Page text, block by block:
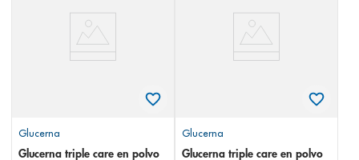
Glucerna
Glucerna triple care en polvo
Glucerna
Glucerna triple care en polvo
panolini